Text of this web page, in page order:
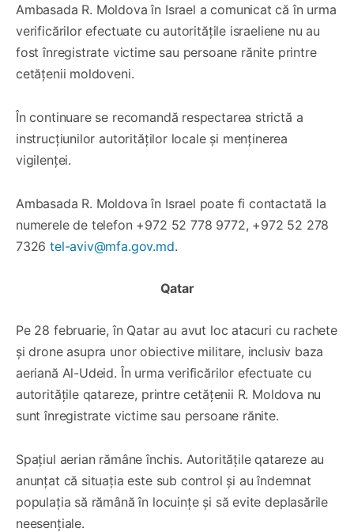
Ambasada R. Moldova în Israel a comunicat că în urma
verificărilor efectuate cu autoritățile israeliene nu au
fost înregistrate victime sau persoane rănite printre
cetățenii moldoveni.
În continuare se recomandă respectarea strictă a
instrucțiunilor autorităților locale și menținerea
vigilenței.
Ambasada R. Moldova în Israel poate fi contactată la
numerele de telefon +972 52 778 9772, +972 52 278
7326tel-aviv@mfa.gov.md.
Qatar
Pe 28 februarie, în Qatar au avut loc atacuri cu rachete
și drone asupra unor obiective militare, inclusiv baza
aeriană Al-Udeid. În urma verificărilor efectuate cu
autoritățile qatareze, printre cetățenii R. Moldova nu
sunt înregistrate victime sau persoane rănite.
Spațiul aerian rămâne închis. Autoritățile qatareze au
anunțat că situația este sub control și au îndemnat
populația să rămână în locuințe și să evite deplasările
neesențiale.